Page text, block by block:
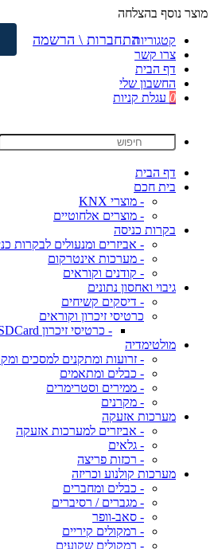
מוצר נוסף בהצלחה
קטגוריות
צרו קשר
דף הבית
החשבון שלי
0 עגלת קניות
דף הבית
בית חכם
- מוצרי KNX
- מוצרים אלחוטיים
בקרות כניסה
- אביזרים ומנעולים לבקרות
- מערכות אינטרקום
- קודנים וקוראים
גיבוי ואחסון נתונים
- דיסקים קשיחים
כרטיסי זיכרון וקוראים
- כרטיסי זיכרון SDCard ומתאמים
מולטימדיה
- זרועות ומתקנים למסכים
- כבלים ומתאמים
- ממירים וסטרימרים
- מקרנים
מערכות אזעקה
- אביזרים למערכות אזעקה
- גלאים
- רכזות פריצה
מערכות קולנוע וכריזה
- כבלים ומחברים
- מגברים / רסיברים
- סאב-וופר
- רמקולים קיריים
- רמקולים שקועים
התחברות \ הרשמה